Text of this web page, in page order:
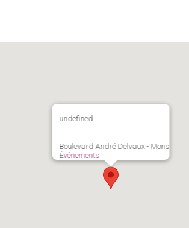
undefined
Boulevard André Delvaux - Mons
Événements